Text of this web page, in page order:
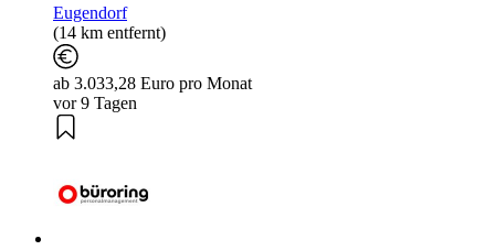
Eugendorf
(14 km entfernt)
ab 3.033,28 Euro pro Monat
vor 9 Tagen